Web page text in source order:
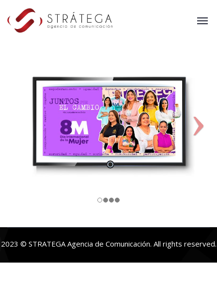
2023 © STRATEGA Agencia de Comunicación. All rights reserved.